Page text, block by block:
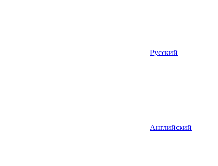
Русский
Английский